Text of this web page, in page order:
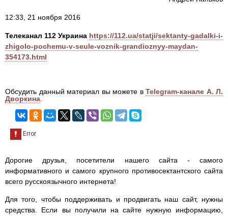
12:33, 21 ноября 2016
Телеканал 112 Украина https://112.ua/statji/sektanty-gadalki-i-
zhigolo-pochemu-v-seule-voznik-grandioznyy-maydan-
354173.html
Обсудить данный материал вы можете в Telegram-канале А. Л.
Дворкина.
Дорогие друзья, посетители нашего сайта - самого
информативного и самого крупного противосектантского сайта
всего русскоязычного интернета!
Для того, чтобы поддерживать и продвигать наш сайт, нужны
средства. Если вы получили на сайте нужную информацию,